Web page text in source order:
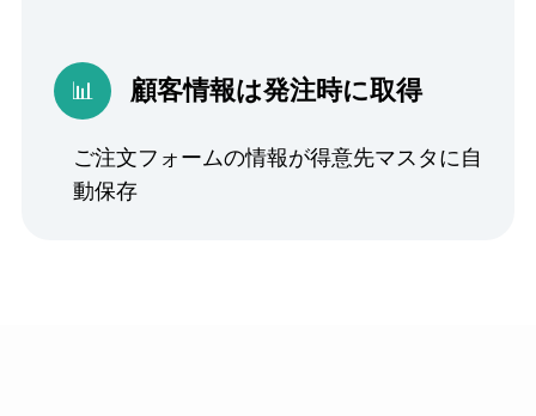
顧客情報は発注時に取得
ご注文フォームの情報が得意先マスタに自
動保存